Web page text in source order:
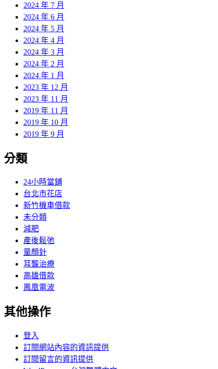
2024 年 7 月
2024 年 6 月
2024 年 5 月
2024 年 4 月
2024 年 3 月
2024 年 2 月
2024 年 1 月
2023 年 12 月
2023 年 11 月
2019 年 11 月
2019 年 10 月
2019 年 9 月
分類
24小時當鋪
台北市花店
新竹機車借款
未分類
減肥
產後鬆弛
童顏針
耳聾治療
高雄借款
鳳凰電波
其他操作
登入
訂閱網站內容的資訊提供
訂閱留言的資訊提供